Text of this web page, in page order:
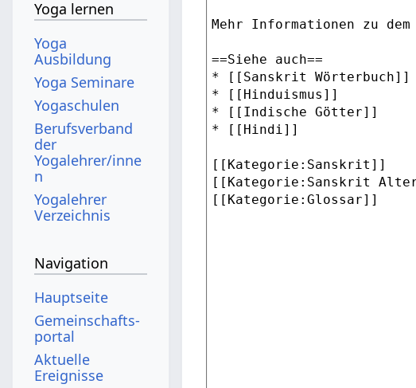
Yoga lernen
Yoga
Ausbildung
Yoga Seminare
Yogaschulen
Berufsverband
der
Yogalehrer/inne
n
Yogalehrer
Verzeichnis
Navigation
Hauptseite
Gemeinschafts­
portal
Aktuelle
Ereignisse